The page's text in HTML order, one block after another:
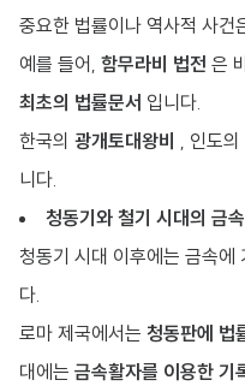
중요한 법률이나 역사적 사건
예를 들어, 함무라비 법전 은
최초의 법률문서 입니다.
한국의 광개토대왕비 , 인도의
니다.
청동기와 철기 시대의 금
청동기 시대 이후에는 금속에
다.
로마 제국에서는 청동판에 법
대에는 금속활자를 이용한 기